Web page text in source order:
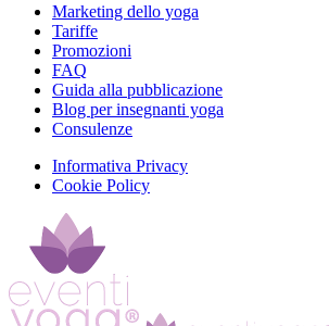
Marketing dello yoga
Tariffe
Promozioni
FAQ
Guida alla pubblicazione
Blog per insegnanti yoga
Consulenze
Informativa Privacy
Cookie Policy